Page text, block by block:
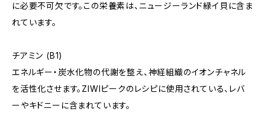
に必要不可欠です。この栄養素は、ニュージーランド緑イ貝に含ま
れています。
チアミン (B1)
エネルギー・炭水化物の代謝を整え、神経組織のイオンチャネル
を活性化させます。ZIWIピークのレシピに使用されている、レバ
ーやキドニーに含まれています。